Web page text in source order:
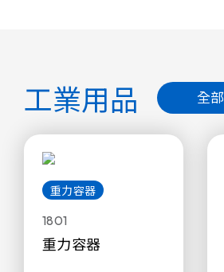
工業用品 全部
重力容器
1801
重力容器